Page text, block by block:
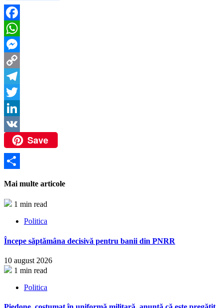
Facebook
WhatsApp
Messenger
Copy
Link
Telegram
Twitter
LinkedIn
VK
Save
Mai multe articole
1 min read
Politica
Începe săptămâna decisivă pentru banii din PNRR
10 august 2026
1 min read
Politica